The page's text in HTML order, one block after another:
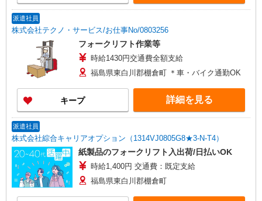
派遣社員
株式会社テクノ・サービス/お仕事No/0803256
フォークリフト作業等
時給1430円交通費全額支給
福島県東白川郡棚倉町 ＊車・バイク通勤OK
キープ 詳細を見る
派遣社員
株式会社綜合キャリアオプション（1314VJ0805G8★3-N-T4）
紙製品のフォークリフト入出荷/日払いOK
時給1,400円 交通費：既定支給
福島県東白川郡棚倉町